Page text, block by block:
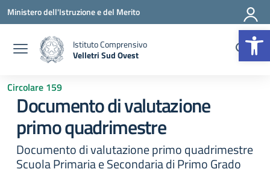
Vai ai contenuti
Vai al menu di navigazione
Vai al footer
Ministero dell'Istruzione e del Merito
Istituto Comprensivo
Velletri Sud Ovest
Circolare 159
Documento di valutazione
primo quadrimestre
Documento di valutazione primo quadrimestre
Scuola Primaria e Secondaria di Primo Grado